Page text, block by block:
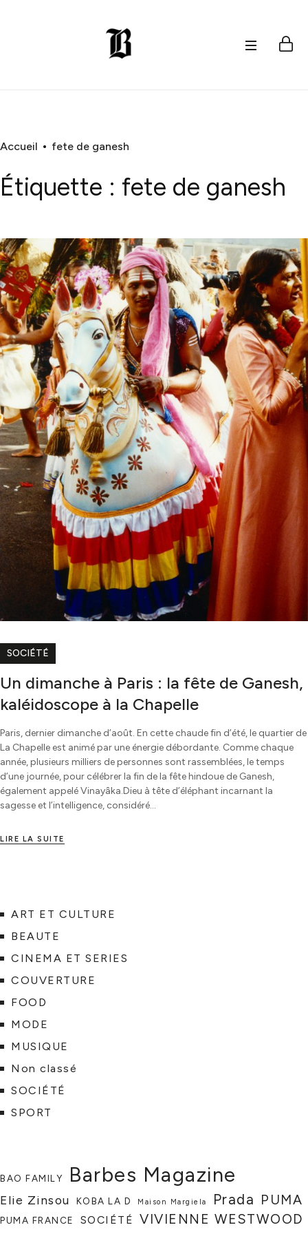
Accueil fete de ganesh
Étiquette : fete de ganesh
SOCIÉTÉ
Un dimanche à Paris : la fête de Ganesh,
kaléidoscope à la Chapelle
Paris, dernier dimanche d’août. En cette chaude fin d’été, le quartier de
La Chapelle est animé par une énergie débordante. Comme chaque
année, plusieurs milliers de personnes sont rassemblées, le temps
d’une journée, pour célébrer la fin de la fête hindoue de Ganesh,
également appelé Vinayâka.Dieu à tête d’éléphant incarnant la
sagesse et l’intelligence, considéré…
LIRE LA SUITE
ART ET CULTURE
BEAUTE
CINEMA ET SERIES
COUVERTURE
FOOD
MODE
MUSIQUE
Non classé
SOCIÉTÉ
SPORT
BAO FAMILY Barbes Magazine
Elie Zinsou KOBA LA D Maison Margiela Prada PUMA
PUMA FRANCE SOCIÉTÉ VIVIENNE WESTWOOD